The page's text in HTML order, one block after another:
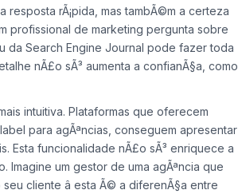
rÃ¡pida, mas tambÃ©m a certeza
profissional de marketing pergunta sobre
da Search Engine Journal pode fazer toda
nÃ£o sÃ³ aumenta a confianÃ§a, como
intuitiva. Plataformas que oferecem
para agÃªncias, conseguem apresentar
Esta funcionalidade nÃ£o sÃ³ enriquece a
Imagine um gestor de uma agÃªncia que
cliente â esta Ã© a diferenÃ§a entre